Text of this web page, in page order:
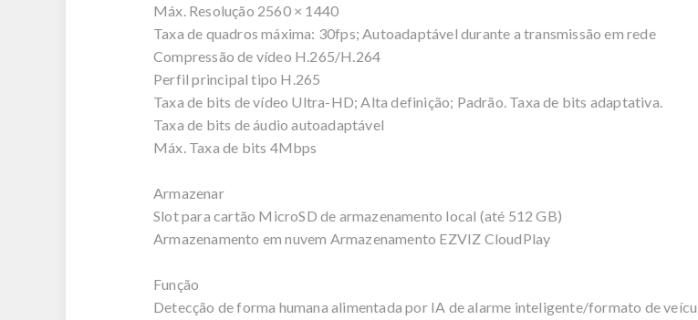
Máx. Resolução 2560 × 1440
Taxa de quadros máxima: 30fps; Autoadaptável durante a transmissão em rede
Compressão de vídeo H.265/H.264
Perfil principal tipo H.265
Taxa de bits de vídeo Ultra-HD; Alta definição; Padrão. Taxa de bits adaptativa.
Taxa de bits de áudio autoadaptável
Máx. Taxa de bits 4Mbps
Armazenar
Slot para cartão MicroSD de armazenamento local (até 512 GB)
Armazenamento em nuvem Armazenamento EZVIZ CloudPlay
Função
Detecção de forma humana alimentada por IA de alarme inteligente/formato de